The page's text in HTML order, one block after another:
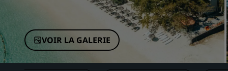
Marques affiliées en Chine
VOIR LA GALERIE